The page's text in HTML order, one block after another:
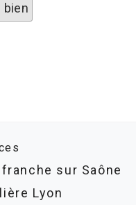
bien
sur Saône
Lyon